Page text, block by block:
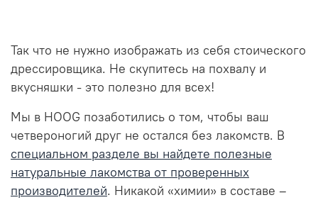
Так что не нужно изображать из себя стоического
дрессировщика. Не скупитесь на похвалу и
вкусняшки - это полезно для всех!
Мы в HOOG позаботились о том, чтобы ваш
четвероногий друг не остался без лакомств. В
специальном разделе вы найдете полезные
натуральные лакомства от проверенных
производителей. Никакой «химии» в составе –